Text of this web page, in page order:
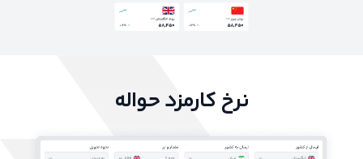
نرخ کارمزد حواله